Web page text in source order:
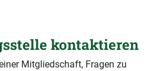
kontaktieren
Mitgliedschaft, Fragen zu